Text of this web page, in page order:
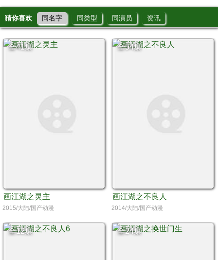
猜你喜欢 同名字 同类型 同演员 资讯
全41集
画江湖之灵主
2015/大陆/国产动漫
全54集
画江湖之不良人
2014/大陆/国产动漫
全12集 全24集